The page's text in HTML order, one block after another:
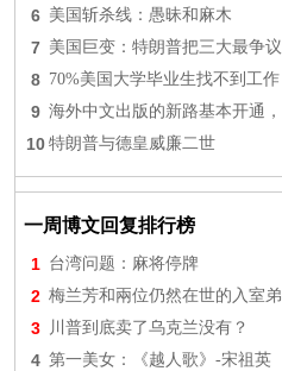
6 美国斩杀线：愚昧和麻木
7 美国巨变：特朗普把三大最争议
8 70%美国大学毕业生找不到工作
9 海外中文出版的新路基本开通，
10 特朗普与德皇威廉二世
一周博文回复排行榜
1 台湾问题：麻将停牌
2 梅兰芳和兩位仍然在世的入室弟
3 川普到底卖了乌克兰没有？
4 第一美女：《越人歌》-宋祖英